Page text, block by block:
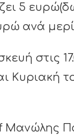
5
ανά
στις
Κυριακή
Μανώλης